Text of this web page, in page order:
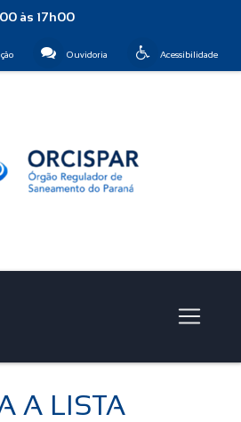
às 17h00
Acessibilidade
Ouvidoria
A LISTA